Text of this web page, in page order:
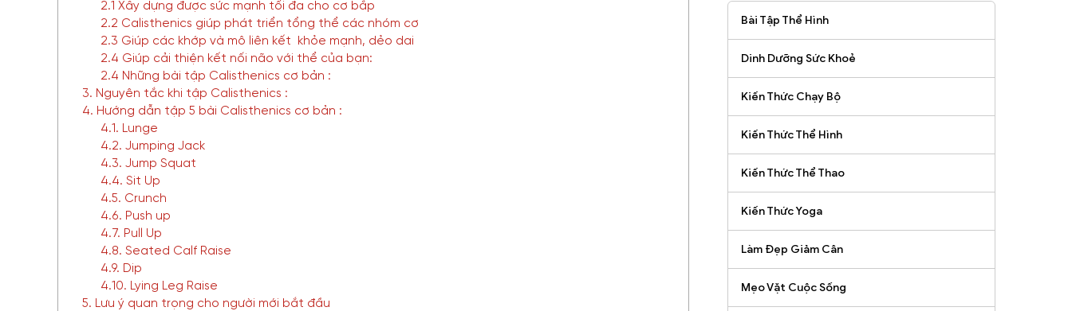
2.1 Xây dựng được sức mạnh tối đa cho cơ bắp
2.2 Calisthenics giúp phát triển tổng thể các nhóm cơ
2.3 Giúp các khớp và mô liên kết khỏe mạnh, dẻo dai
2.4 Giúp cải thiện kết nối não với thể của bạn:
2.4 Những bài tập Calisthenics cơ bản :
3. Nguyên tắc khi tập Calisthenics :
4. Hướng dẫn tập 5 bài Calisthenics cơ bản :
4.1. Lunge
4.2. Jumping Jack
4.3. Jump Squat
4.4. Sit Up
4.5. Crunch
4.6. Push up
4.7. Pull Up
4.8. Seated Calf Raise
4.9. Dip
4.10. Lying Leg Raise
5. Lưu ý quan trọng cho người mới bắt đầu
Bài Tập Thể Hình
Dinh Dưỡng Sức Khoẻ
Kiến Thức Chạy Bộ
Kiến Thức Thể Hình
Kiến Thức Thể Thao
Kiến Thức Yoga
Làm Đẹp Giảm Cân
Mẹo Vặt Cuộc Sống